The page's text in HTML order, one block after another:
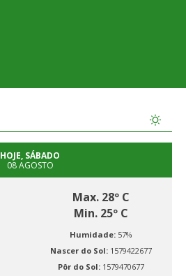
HOJE, SÁBADO
08 AGOSTO
Max. 28º C
Min. 25º C
Humidade: 57%
Nascer do Sol: 1579422677
Pôr do Sol: 1579470677